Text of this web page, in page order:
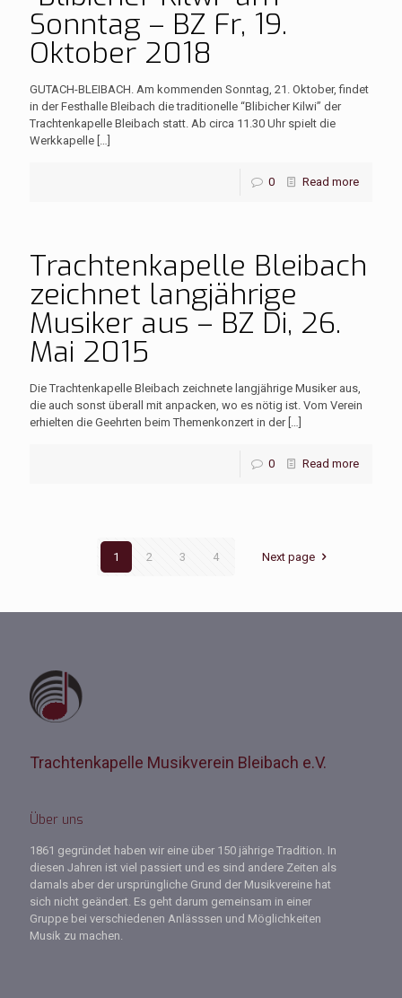
Sonntag – BZ Fr, 19.
Oktober 2018
GUTACH-BLEIBACH. Am kommenden Sonntag, 21. Oktober, findet
in der Festhalle Bleibach die traditionelle “Blibicher Kilwi” der
Trachtenkapelle Bleibach statt. Ab circa 11.30 Uhr spielt die
Werkkapelle […]
0 Read more
Trachtenkapelle Bleibach
zeichnet langjährige
Musiker aus – BZ Di, 26.
Mai 2015
Die Trachtenkapelle Bleibach zeichnete langjährige Musiker aus,
die auch sonst überall mit anpacken, wo es nötig ist. Vom Verein
erhielten die Geehrten beim Themenkonzert in der[…]
0 Read more
1 2 3 4 Next page
Trachtenkapelle Musikverein Bleibach e.V.
Über uns
1861 gegründet haben wir eine über 150 jährige Tradition. In
diesen Jahren ist viel passiert und es sind andere Zeiten als
damals aber der ursprüngliche Grund der Musikvereine hat
sich nicht geändert. Es geht darum gemeinsam in einer
Gruppe bei verschiedenen Anlässsen und Möglichkeiten
Musik zu machen.